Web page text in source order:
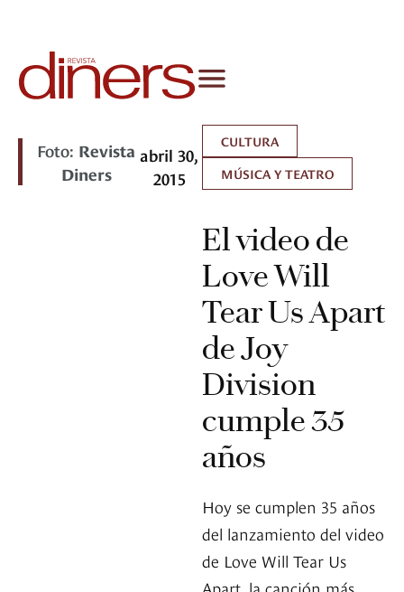
Foto: Revista
Diners
abril 30,
2015
CULTURA
MÚSICA Y TEATRO
El video de
Love Will
Tear Us Apart
de Joy
Division
cumple 35
años
Hoy se cumplen 35 años
del lanzamiento del video
de Love Will Tear Us
Apart, la canción más